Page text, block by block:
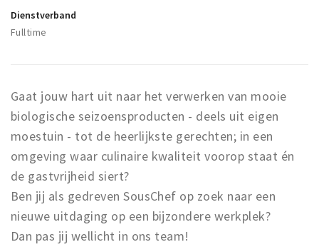
Uitjes & activiteiten
Toeristische routes
Sport
Privacy
Inloggen
Dienstverband
Fulltime
Gaat jouw hart uit naar het verwerken van mooie
biologische seizoensproducten - deels uit eigen
moestuin - tot de heerlijkste gerechten; in een
omgeving waar culinaire kwaliteit voorop staat én
de gastvrijheid siert?
Ben jij als gedreven SousChef op zoek naar een
nieuwe uitdaging op een bijzondere werkplek?
Dan pas jij wellicht in ons team!